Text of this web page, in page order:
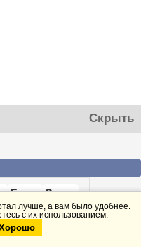
Скрыть
5 0
лучше, а вам было удобнее.
с их использованием.